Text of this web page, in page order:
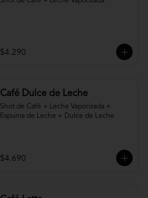
$4.290
Café Dulce de Leche
Shot de Café + Leche Vaporizada +
Espuma de Leche + Dulce de Leche
$4.690